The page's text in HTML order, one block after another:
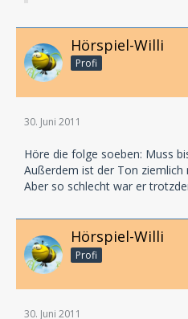
Hörspiel-Willi
Profi
30. Juni 2011
Höre die folge soeben: Muss
Außerdem ist der Ton ziemlich
Aber so schlecht war er
Hörspiel-Willi
Profi
30. Juni 2011